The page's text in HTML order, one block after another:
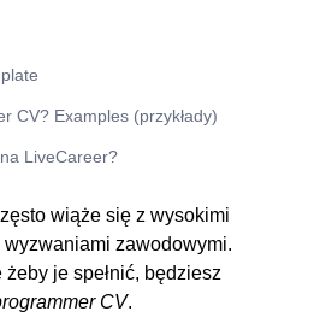
CV? Examples (przykłady)
LiveCareer?
wiąże się z wysokimi
zawodowymi.
je spełnić, będziesz
CV.